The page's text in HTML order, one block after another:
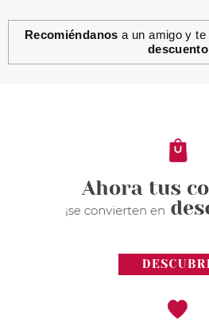
TABAC
Recomiéndanos a un amigo y
descuento